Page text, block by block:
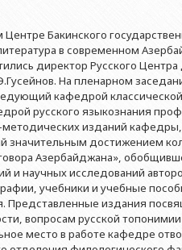
организациях
БГУ
совет
по работе с документами
мониторинга и контроля
протокола
психологической помощи
творческий центр
оздоровительный
газета
Факультет
Географический
Геологический
Филологический
Исторический
Факультет
Юридический
Факультет
Институт
Республики
Институт
Азербайджанской
Юридическое
Юридическое
образования
Юридическое
Азербайджанской
Бакинского
в современном
директор Русского
На пленарном
кафедрой
русского языкознания
изданий
значительным достижением
Азербайджана»,
и научных исследований
учебники и учебные
Представленные издания
вопросам русской
место в работе кафедре